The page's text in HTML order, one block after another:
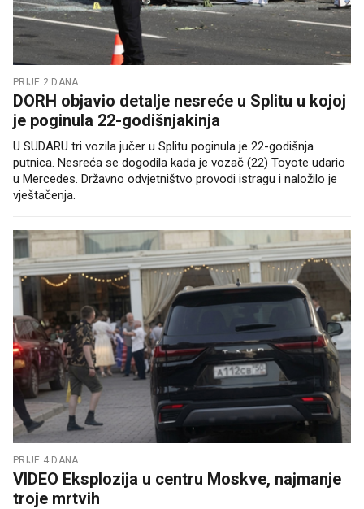
PRIJE 2 DANA
DORH objavio detalje nesreće u Splitu u kojoj
je poginula 22-godišnjakinja
U SUDARU tri vozila jučer u Splitu poginula je 22-godišnja
putnica. Nesreća se dogodila kada je vozač (22) Toyote udario
u Mercedes. Državno odvjetništvo provodi istragu i naložilo je
vještačenja.
PRIJE 4 DANA
VIDEO Eksplozija u centru Moskve, najmanje
troje mrtvih